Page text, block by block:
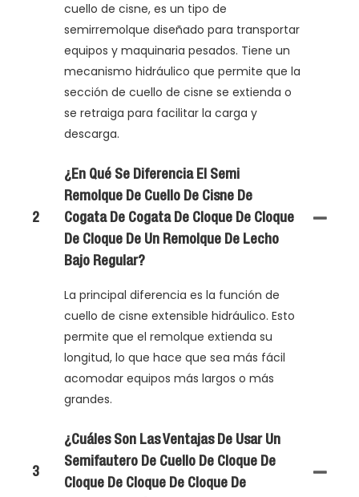
cuello de cisne, es un tipo de
semirremolque diseñado para transportar
equipos y maquinaria pesados. Tiene un
mecanismo hidráulico que permite que la
sección de cuello de cisne se extienda o
se retraiga para facilitar la carga y
descarga.
2
¿En Qué Se Diferencia El Semi
Remolque De Cuello De Cisne De
Cogata De Cogata De Cloque De Cloque
De Cloque De Un Remolque De Lecho
Bajo Regular?
La principal diferencia es la función de
cuello de cisne extensible hidráulico. Esto
permite que el remolque extienda su
longitud, lo que hace que sea más fácil
acomodar equipos más largos o más
grandes.
3
¿Cuáles Son Las Ventajas De Usar Un
Semifautero De Cuello De Cloque De
Cloque De Cloque De Cloque De